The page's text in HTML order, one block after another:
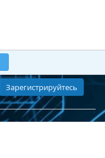
Зарегистрируйтесь